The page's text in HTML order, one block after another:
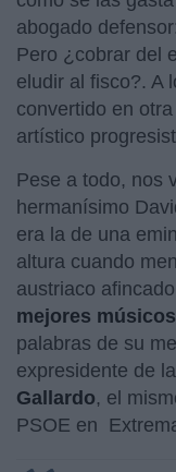
abogado
Pero ¿cobrar del
eludir al fisco?. A
convertido en
artístico
Pese a todo, nos
hermanísimo
era la de una
altura cuando
austriaco
mejores
palabras de su
expresidente de
Gallardo, el
PSOE en